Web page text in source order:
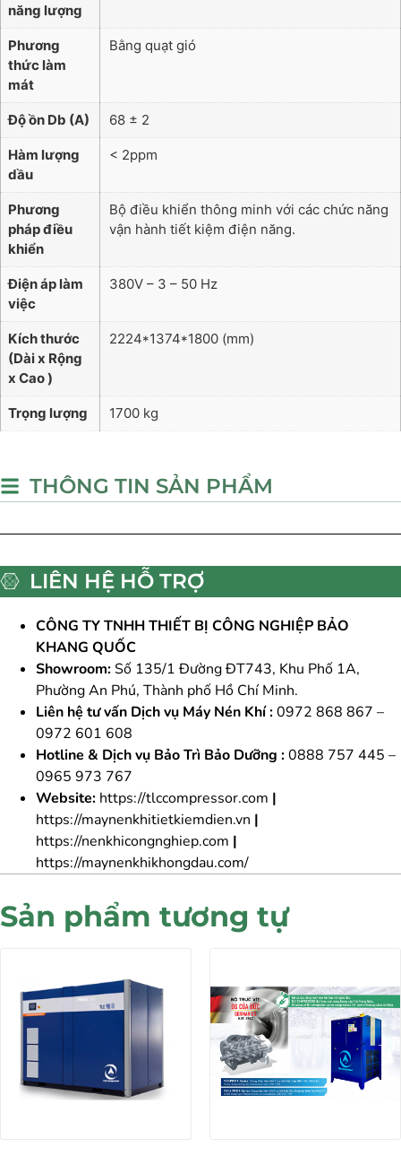
năng lượng
Phương
thức làm
mát
Bằng quạt gió
Độ ồn Db (A) 68 ± 2
Hàm lượng
dầu
< 2ppm
Phương
pháp điều
khiển
Bộ điều khiển thông minh với các chức năng
vận hành tiết kiệm điện năng.
Điện áp làm
việc
380V – 3 – 50 Hz
Kích thước
(Dài x Rộng
x Cao )
2224*1374*1800 (mm)
Trọng lượng 1700 kg
THÔNG TIN SẢN PHẨM
LIÊN HỆ HỖ TRỢ
CÔNG TY TNHH THIẾT BỊ CÔNG NGHIỆP BẢO
KHANG QUỐC
Showroom:Số 135/1 Đường ĐT743, Khu Phố 1A,
Phường An Phú, Thành phố Hồ Chí Minh.
Liên hệ tư vấn Dịch vụ Máy Nén Khí :0972 868 867 –
0972 601 608
Hotline & Dịch vụ Bảo Trì Bảo Dưỡng :0888 757 445 –
0965 973 767
Website: https://tlccompressor.com |
https://maynenkhitietkiemdien.vn |
https://nenkhicongnghiep.com |
https://maynenkhikhongdau.com/
Sản phẩm tương tự